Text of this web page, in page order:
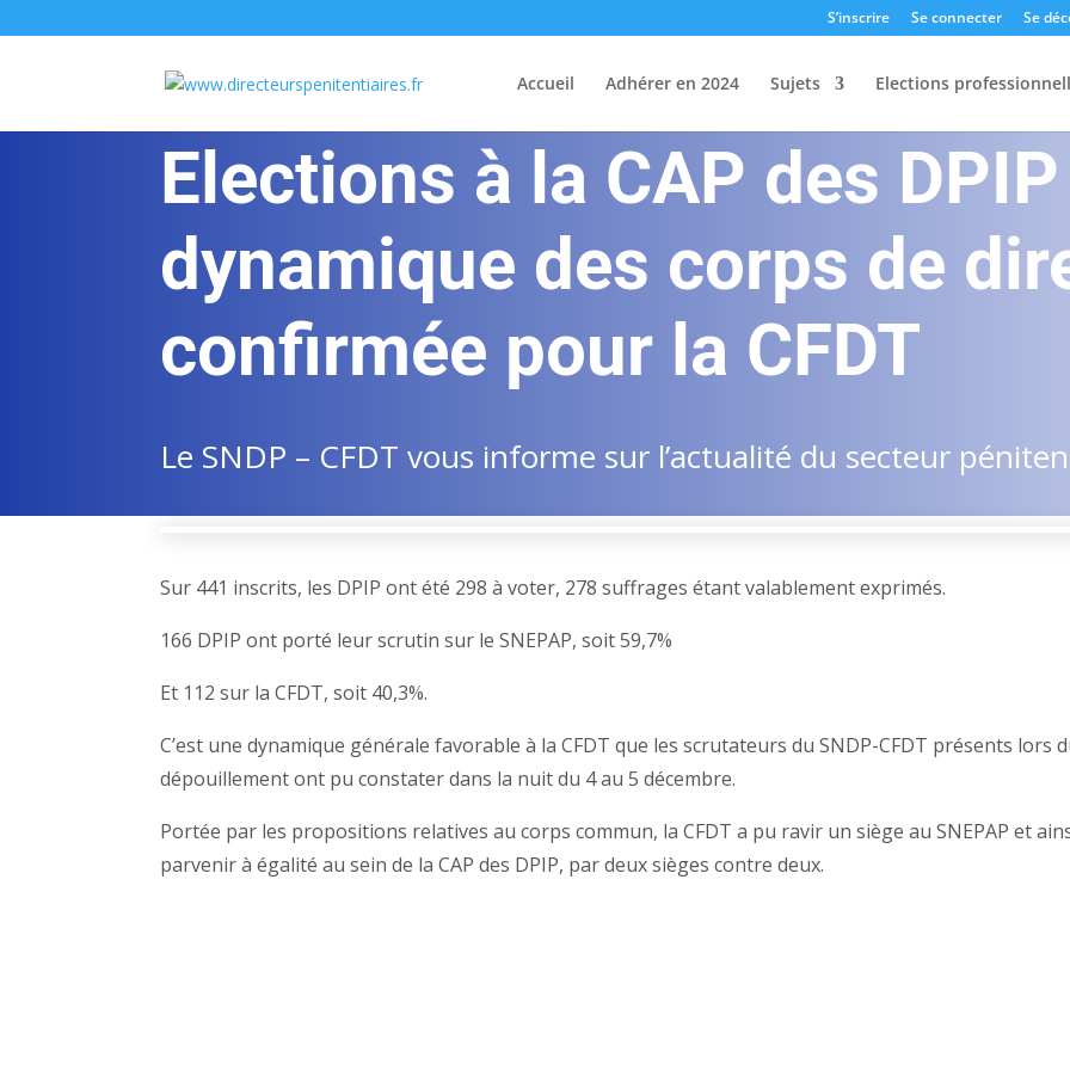
S’inscrire Se connecter Se
Accueil Adhérer en 2024 Sujets Elections
Elections à la CAP des
dynamique des corps de
confirmée pour la CFDT
Le SNDP – CFDT vous informe sur l’actualité du secteur
Sur 441 inscrits, les DPIP ont été 298 à voter, 278 suffrages étant valablement exprimés.
166 DPIP ont porté leur scrutin sur le SNEPAP, soit 59,7%
Et 112 sur la CFDT, soit 40,3%.
C’est une dynamique générale favorable à la CFDT que les scrutateurs du SNDP-CFDT présents lors
dépouillement ont pu constater dans la nuit du 4 au 5 décembre.
Portée par les propositions relatives au corps commun, la CFDT a pu ravir un siège au SNEPAP et
parvenir à égalité au sein de la CAP des DPIP, par deux sièges contre deux.